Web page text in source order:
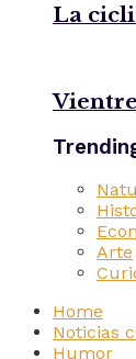
La
Arte
Home
Noticias
Humor